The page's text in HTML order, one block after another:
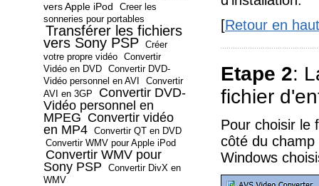
[Retour en haut
Etape 2:
fichier
Pour choisir le
côté du champ
Windows
vers Apple iPod
Creer les
sonneries pour portables
Transférer les fichiers
vers Sony PSP Créer
votre propre vidéo Convertir
Vidéo en DVD Convertir DVD-
Vidéo personnel en AVI
Convertir
AVI en 3GP
Convertir DVD-
Vidéo personnel en
MPEG Convertir vidéo
en MP4 Convertir QT en DVD
Convertir WMV pour Apple iPod
Convertir WMV pour
Sony PSP
Convertir DivX en
WMV